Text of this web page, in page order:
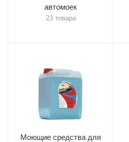
автомоек
23 товара
Моющие средства для